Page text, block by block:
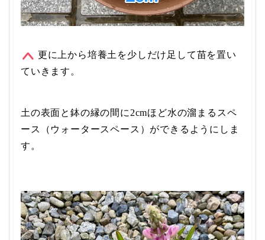
更に上から培養土を少しだけ足して苗を置い
ていきます。
土の表面と鉢の縁の間に2cmほど水の溜まるスペ
ース（ウォータースペース）ができるようにしま
す。